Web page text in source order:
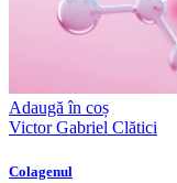
Adaugă în coș
Victor Gabriel Clătici
Colagenul